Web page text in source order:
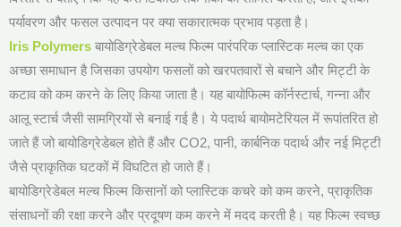
पर्यावरण और फसल उत्पादन पर क्या सकारात्मक प्रभाव पड़ता है।
Iris Polymers बायोडिग्रेडेबल मल्च फिल्म पारंपरिक प्लास्टिक मल्च का एक
अच्छा समाधान है जिसका उपयोग फसलों को खरपतवारों से बचाने और मिट्टी के
कटाव को कम करने के लिए किया जाता है। यह बायोफिल्म कॉर्नस्टार्च, गन्ना और
आलू स्टार्च जैसी सामग्रियों से बनाई गई है। ये पदार्थ बायोमटेरियल में रूपांतरित हो
जाते हैं जो बायोडिग्रेडेबल होते हैं और CO2, पानी, कार्बनिक पदार्थ और नई मिट्टी
जैसे प्राकृतिक घटकों में विघटित हो जाते हैं।
बायोडिग्रेडेबल मल्च फिल्म किसानों को प्लास्टिक कचरे को कम करने, प्राकृतिक
संसाधनों की रक्षा करने और प्रदूषण कम करने में मदद करती है। यह फिल्म स्वच्छ